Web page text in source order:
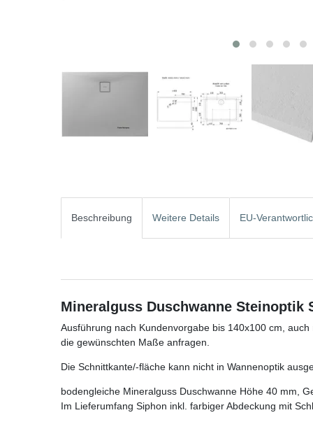
Beschreibung Weitere Details EU-
Mineralguss Duschwanne Steinoptik
Ausführung nach Kundenvorgabe bis 140x100 cm,
die gewünschten Maße anfragen.
Die Schnittkante/-fläche kann nicht in Wannenoptik
bodengleiche Mineralguss Duschwanne Höhe 40 mm,
Im Lieferumfang Siphon inkl. farbiger Abdeckung mit